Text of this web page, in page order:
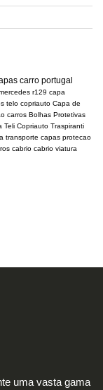
carro portugal
r129 capa
telo copriauto Capa de
carros Bolhas Protetivas
Teli Copriauto Traspiranti
transporte capas protecao
cabrio cabrio viatura
uma vasta gama